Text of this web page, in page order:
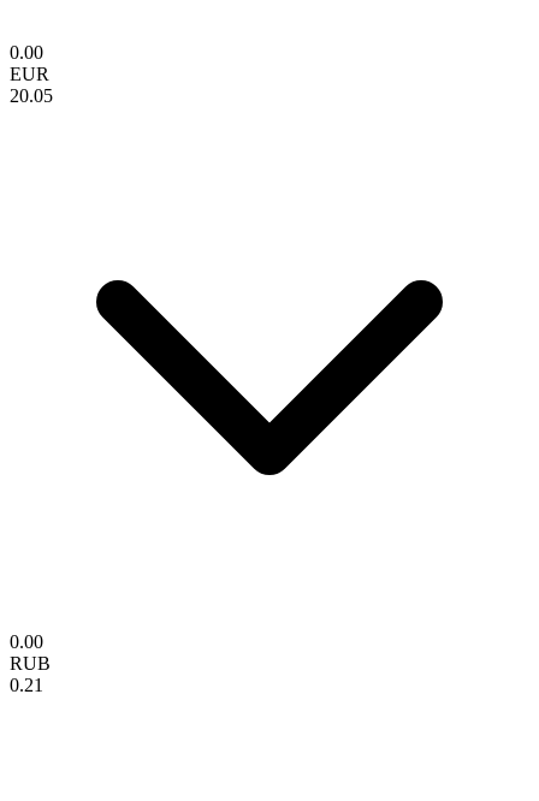
0.00
EUR
20.05
0.00
RUB
0.21